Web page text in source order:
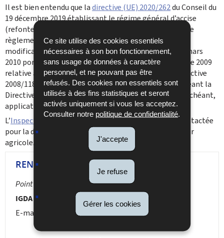
Ce site utilise des cookies essentiels
nécessaires à son bon fonctionnement,
sans usage de données à caractère
personnel, et ne pouvant pas être
refusés. Des cookies non essentiels sont
utilisés à des fins statistiques et seront
activés uniquement si vous les acceptez.
Consulter notre politique de confidentialité
J'accepte
Je refuse
Gérer les cookies
Il est bien entendu que ladirective (UE) 2020/262du Conseil du
19 décembre 2019 établissant le régime général d’accise
(refonte), modifiée, transposée en droit national par le
règlement ministériel du 20 janvier 2023 portant : -
modification du règlement ministériel modifié du 18 mars
2010 portant publication de la loi belge du 22 décembre 2009
relative au régime général d’accise transposant la Directive
2008/118/CE du Conseil du 16 décembre 2008 et abrogeant la
Directive 92/12/CEE en la matière, …. ; trouve, le cas échéant,
application.‎
L’Inspection générale Douanes et Accisesdoit être contactée
pour la délivrance des autorisations comme distillateur
agricole.
RENSEIGNEMENTS
Point de contact privilégié pour les autorisations
IGDA – Inspection générale Douanes et Accises
E-mail :
igda.accises@do.etat.lu